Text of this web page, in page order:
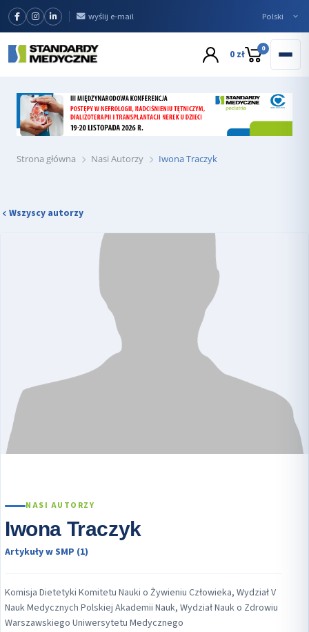
wyślij e-mail
0 zł 0
Strona główna Nasi Autorzy Iwona Traczyk
Wszyscy autorzy
NASI AUTORZY
Iwona Traczyk
Artykuły w SMP (1)
Komisja Dietetyki Komitetu Nauki o Żywieniu Człowieka, Wydział V
Nauk Medycznych Polskiej Akademii Nauk, Wydział Nauk o Zdrowiu
Warszawskiego Uniwersytetu Medycznego